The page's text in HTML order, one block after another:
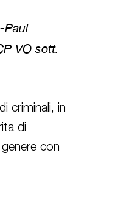
Paul
VO sott.
criminali, in
di
con